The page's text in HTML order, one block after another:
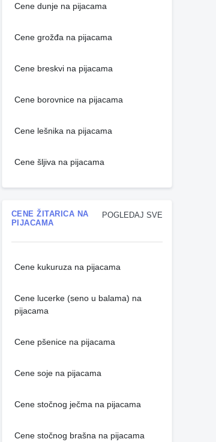
Cene dunje na pijacama
Cene grožđa na pijacama
Cene breskvi na pijacama
Cene borovnice na pijacama
Cene lešnika na pijacama
Cene šljiva na pijacama
POGLEDAJ SVE
CENE ŽITARICA NA
PIJACAMA
Cene kukuruza na pijacama
Cene lucerke (seno u balama) na
pijacama
Cene pšenice na pijacama
Cene soje na pijacama
Cene stočnog ječma na pijacama
Cene stočnog brašna na pijacama